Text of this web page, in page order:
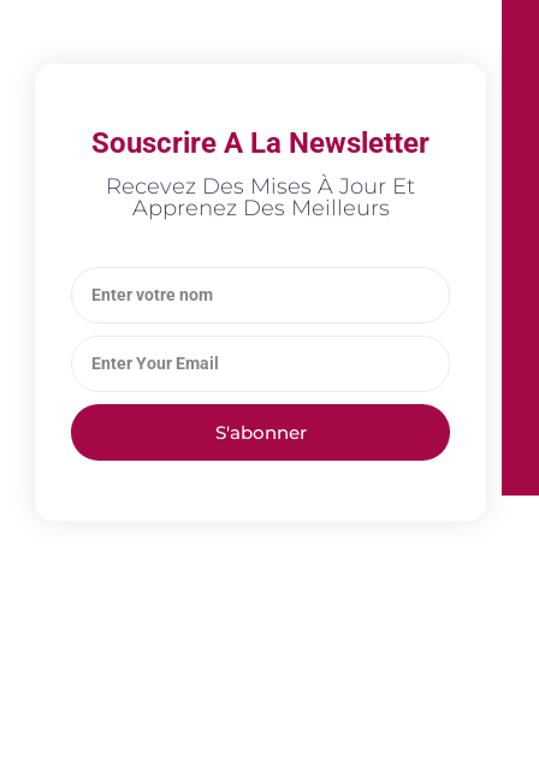
Souscrire A La Newsletter
Recevez Des Mises À Jour Et
Apprenez Des Meilleurs
S'abonner